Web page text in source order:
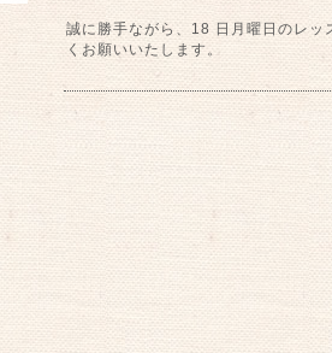
誠に勝手ながら、18 日月曜日のレッ
くお願いいたします。